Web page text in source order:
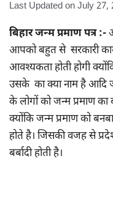
Last Updated on July 27,
बिहार जन्म प्रमाण पत्र :-
आपको बहुत से सरकारी
आवश्यकता होती होगी
उसके का क्या नाम है आदि
के लोगों को जन्म प्रमाण
क्योंकि जन्म प्रमाण को
होते है। जिसकी वजह से
बर्बादी होती है।